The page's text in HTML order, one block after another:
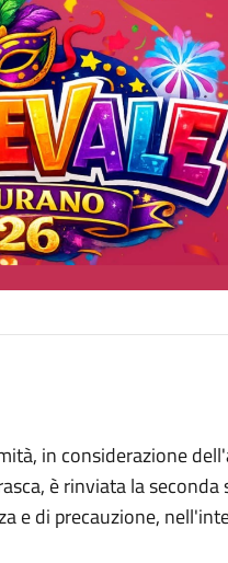
in considerazione
è rinviata la
e di precauzione,